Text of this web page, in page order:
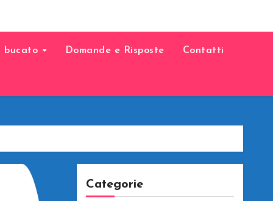
bucato Domande e Risposte Contatti
Categorie